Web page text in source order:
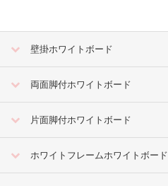
壁掛ホワイトボード
両面脚付ホワイトボード
片面脚付ホワイトボード
ホワイトフレームホワイトボード